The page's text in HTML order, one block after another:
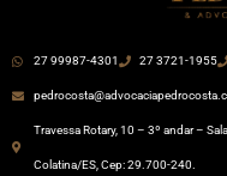
27 99987-4301 27 3721-1955
Travessa Rotary, 10 – 3º andar –
Colatina/ES, Cep: 29.700-240.